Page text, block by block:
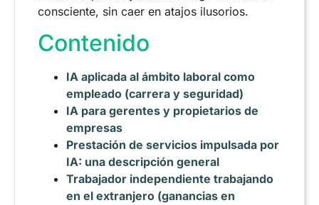
consciente, sin caer en atajos ilusorios.
Contenido
IA aplicada al ámbito laboral como
empleado (carrera y seguridad)
IA para gerentes y propietarios de
empresas
Prestación de servicios impulsada por
IA: una descripción general
Trabajador independiente trabajando
en el extranjero (ganancias en